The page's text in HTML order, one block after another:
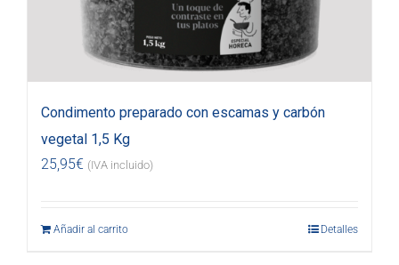
Condimento preparado con escamas y carbón
vegetal 1,5 Kg
25,95€ (IVA incluido)
Añadir al carrito Detalles